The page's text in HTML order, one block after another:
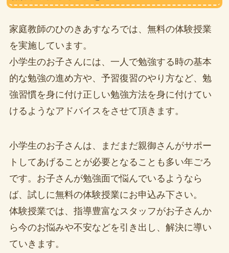
家庭教師のひのきあすなろでは、無料の体験授業
を実施しています。
小学生のお子さんには、一人で勉強する時の基本
的な勉強の進め方や、予習復習のやり方など、勉
強習慣を身に付け正しい勉強方法を身に付けてい
けるようなアドバイスをさせて頂きます。
小学生のお子さんは、まだまだ親御さんがサポー
トしてあげることが必要となることも多い年ごろ
です。お子さんが勉強面で悩んでいるようなら
ば、試しに無料の体験授業にお申込み下さい。
体験授業では、指導豊富なスタッフがお子さんか
ら今のお悩みや不安などを引き出し、解決に導い
ていきます。